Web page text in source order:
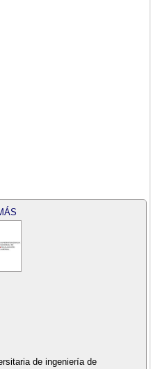
de ingeniería de